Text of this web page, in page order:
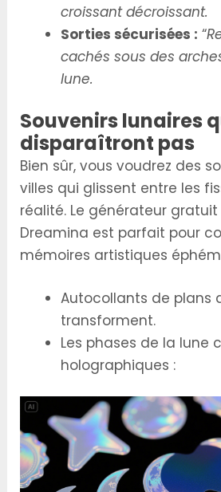
croissant décroissant.
Sorties sécurisées : “
cachés sous des
lune.
Souvenirs lunaires
disparaîtront pas
Bien sûr, vous voudrez des
villes qui glissent entre les
réalité. Le générateur gratuit
Dreamina est parfait pour
mémoires artistiques
Autocollants de plans
transforment.
Les phases de la lune
holographiques :